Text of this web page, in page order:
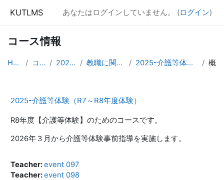
KUTLMS あなたはログインしていません。 (ログイン)
コース情報
Home コース 2025年度 教職に関する科目 2025-介護等体験（R7-R8） 概要
2025-介護等体験（R7～R8年度体験）
R8年度【介護等体験】のためのコースです。
2026年３月から介護等体験事前指導を実施します。
Teacher:event 097
Teacher:event 098